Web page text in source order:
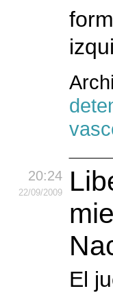
20:24
22/09/2009
El